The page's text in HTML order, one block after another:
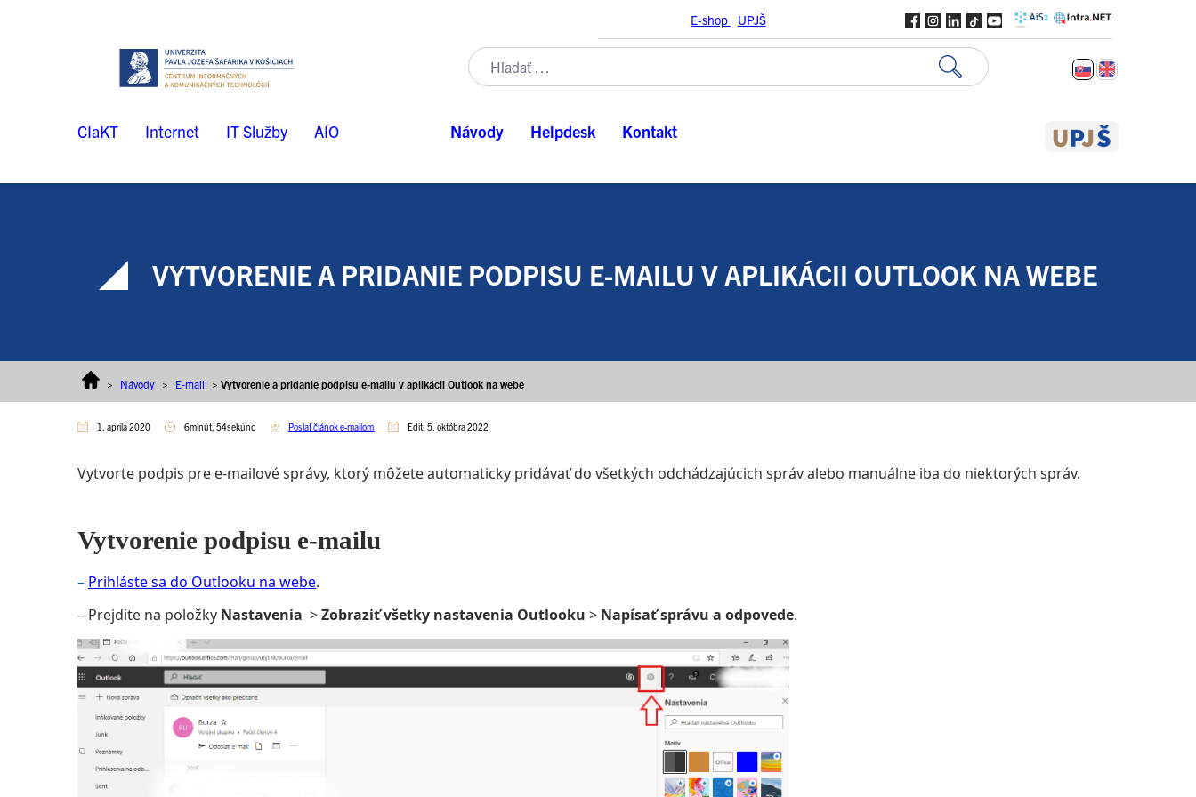
E-shop UPJŠ
CIaKT Internet IT Služby AIO Návody Helpdesk Kontakt
VYTVORENIE A PRIDANIE PODPISU E-MAILU V APLIKÁCII OUTLOOK NA WEBE
> Návody > E-mail > Vytvorenie a pridanie podpisu e-mailu v aplikácii Outlook na webe
1. apríla 2020 6minút, 54sekúnd Poslať článok e-mailom Edit: 5. októbra 2022
Vytvorte podpis pre e-mailové správy, ktorý môžete automaticky pridávať do všetkých odchádzajúcich správ alebo manuálne iba do niektorých správ.
Vytvorenie podpisu e-mailu
– Prihláste sa do Outlooku na webe.
– Prejdite na položky Nastavenia >Zobraziť všetky nastavenia Outlooku > Napísať správu a odpovede.